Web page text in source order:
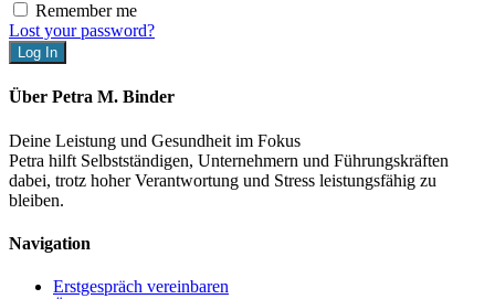
Remember me
Lost your password?
Über Petra M. Binder
Deine Leistung und Gesundheit im Fokus
Petra hilft Selbstständigen, Unternehmern und Führungskräften
dabei, trotz hoher Verantwortung und Stress leistungsfähig zu
bleiben.
Navigation
Erstgespräch vereinbaren